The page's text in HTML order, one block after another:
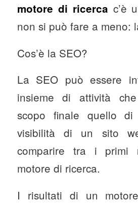
motore di ricerca c’è
non si può fare a meno:
Cos’è la SEO?
La SEO può essere
insieme di attività
scopo finale quello di
visibilità di un sito
comparire tra i primi
motore di ricerca.
I risultati di un